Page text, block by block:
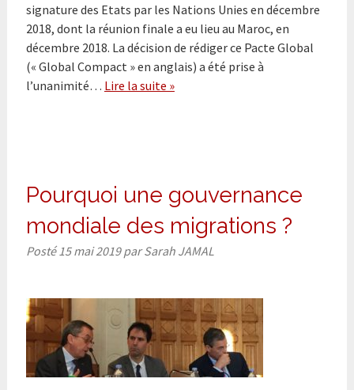
signature des Etats par les Nations Unies en décembre
2018, dont la réunion finale a eu lieu au Maroc, en
décembre 2018. La décision de rédiger ce Pacte Global
(« Global Compact » en anglais) a été prise à
l’unanimité… Lire la suite »
Pourquoi une gouvernance
mondiale des migrations ?
Posté 15 mai 2019 par Sarah JAMAL